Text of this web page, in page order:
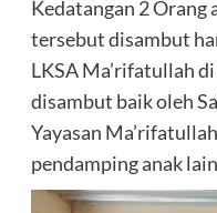
Kedatangan 2 Orang
tersebut disambut
LKSA Ma’rifatullah
disambut baik oleh
Yayasan
pendamping anak